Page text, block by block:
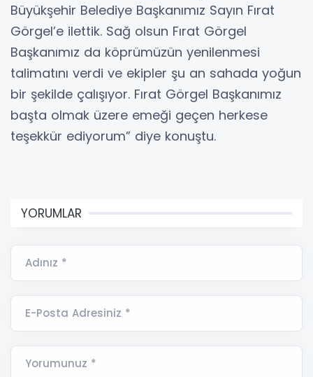
Büyükşehir Belediye Başkanımız Sayın Fırat
Görgel’e ilettik. Sağ olsun Fırat Görgel
Başkanımız da köprümüzün yenilenmesi
talimatını verdi ve ekipler şu an sahada yoğun
bir şekilde çalışıyor. Fırat Görgel Başkanımız
başta olmak üzere emeği geçen herkese
teşekkür ediyorum” diye konuştu.
YORUMLAR
Adınız *
E-Posta Adresiniz *
Yorumunuz *